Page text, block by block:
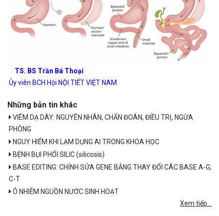
TS. BS Trần Bá Thoại
Ủy viên BCH Hội NỘI TIẾT VIỆT NAM
Những bản tin khác
VIÊM DẠ DÀY: NGUYÊN NHÂN, CHẨN ĐOÁN, ĐIỀU TRỊ, NGỪA
PHÒNG
NGUY HIỂM KHI LẠM DỤNG AI TRONG KHOA HỌC
BỆNH BỤI PHỔI SILIC (silicosis)
BASE EDITING: CHỈNH SỬA GENE BẰNG THAY ĐỔI CÁC BASE A-G;
C-T
Ô NHIỄM NGUỒN NƯỚC SINH HOẠT
Xem tiếp...